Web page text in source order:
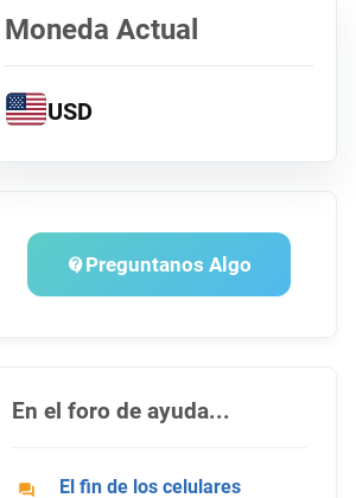
Moneda Actual
USD
Preguntanos Algo
En el foro de ayuda...
El fin de los celulares